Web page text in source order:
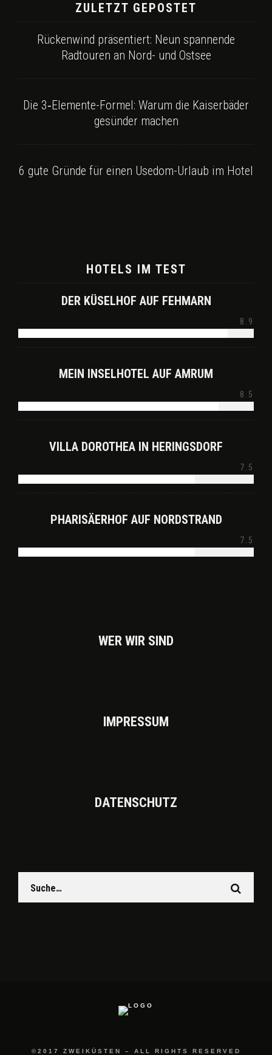
ZULETZT GEPOSTET
Rückenwind präsentiert: Neun spannende
Radtouren an Nord- und Ostsee
Die 3‑Elemente-Formel: Warum die Kaiserbäder
gesünder machen
6 gute Gründe für einen Usedom-Urlaub im Hotel
HOTELS IM TEST
DER KÜSELHOF AUF FEHMARN
8.9
MEIN INSELHOTEL AUF AMRUM
8.5
VILLA DOROTHEA IN HERINGSDORF
7.5
PHARISÄERHOF AUF NORDSTRAND
7.5
WER WIR SIND
IMPRES­SUM
DATEN­SCHUTZ
©2017 ZWEIKÜSTEN – ALL RIGHTS RESERVED